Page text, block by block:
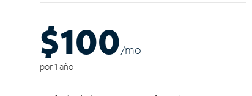
$100/mo
por 1 año